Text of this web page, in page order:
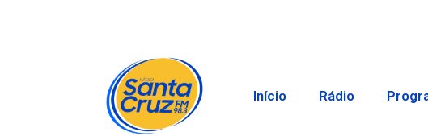
Início Rádio